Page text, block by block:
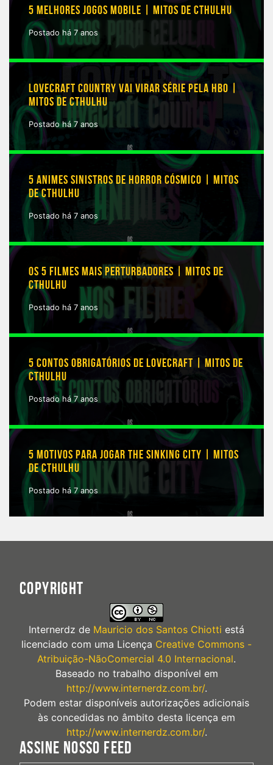
5 MELHORES JOGOS MOBILE | MITOS DE CTHULHU
Postado há 7 anos
LOVECRAFT COUNTRY VAI VIRAR SÉRIE PELA HBO |
MITOS DE CTHULHU
Postado há 7 anos
5 ANIMES SINISTROS DE HORROR CÓSMICO | MITOS
DE CTHULHU
Postado há 7 anos
OS 5 FILMES MAIS PERTURBADORES | MITOS DE
CTHULHU
Postado há 7 anos
5 CONTOS OBRIGATÓRIOS DE LOVECRAFT | MITOS DE
CTHULHU
Postado há 7 anos
5 MOTIVOS PARA JOGAR THE SINKING CITY | MITOS
DE CTHULHU
Postado há 7 anos
COPYRIGHT
Internerdz de Mauricio dos Santos Chiotti está
licenciado com uma Licença Creative Commons -
Atribuição-NãoComercial 4.0 Internacional.
Baseado no trabalho disponível em
http://www.internerdz.com.br/.
Podem estar disponíveis autorizações adicionais
às concedidas no âmbito desta licença em
http://www.internerdz.com.br/.
ASSINE NOSSO FEED